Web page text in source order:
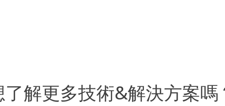
了解更多技術&解決方案嗎